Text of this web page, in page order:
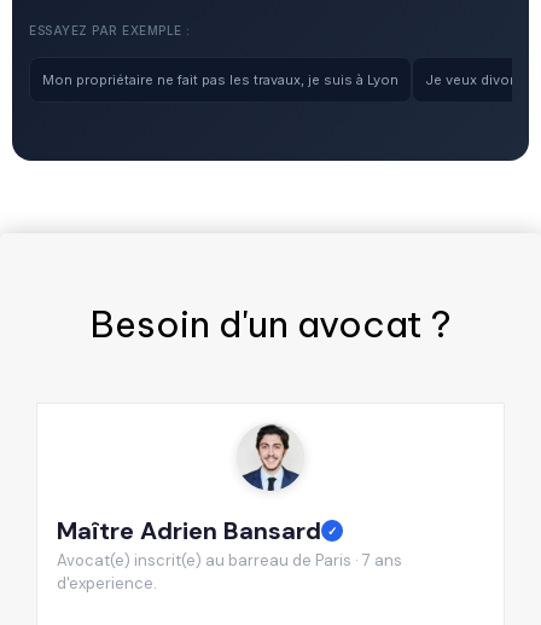
ESSAYEZ PAR EXEMPLE :
Mon propriétaire ne fait pas les travaux, je suis à Lyon Je veux
Besoin d'un avocat ?
Maître Adrien Bansard ✓
Avocat(e) inscrit(e) au barreau de Paris · 7 ans
d'experience.